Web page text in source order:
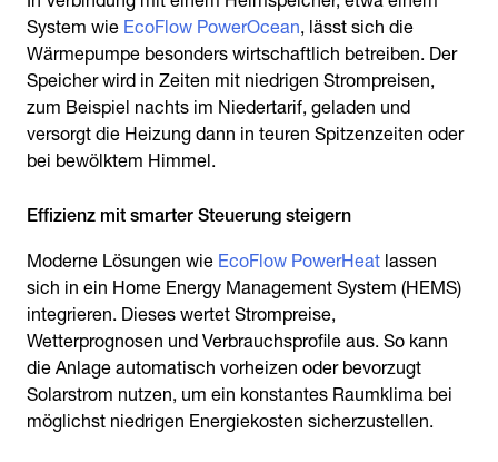
System wie EcoFlow PowerOcean, lässt sich die
Wärmepumpe besonders wirtschaftlich betreiben. Der
Speicher wird in Zeiten mit niedrigen Strompreisen,
zum Beispiel nachts im Niedertarif, geladen und
versorgt die Heizung dann in teuren Spitzenzeiten oder
bei bewölktem Himmel.
Effizienz mit smarter Steuerung steigern
Moderne Lösungen wie EcoFlow PowerHeat lassen
sich in ein Home Energy Management System (HEMS)
integrieren. Dieses wertet Strompreise,
Wetterprognosen und Verbrauchsprofile aus. So kann
die Anlage automatisch vorheizen oder bevorzugt
Solarstrom nutzen, um ein konstantes Raumklima bei
möglichst niedrigen Energiekosten sicherzustellen.